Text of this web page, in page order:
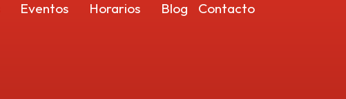
Eventos Horarios Blog Contacto